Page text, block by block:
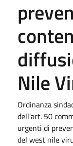
Nile
Ordinanza
dell'art. 50
urgenti di
del west nile